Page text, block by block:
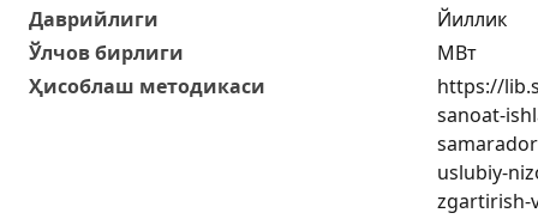
Даврийлиги
Йиллик
Ўлчов бирлиги
МВт
Ҳисоблаш методикаси
https://
sanoat-
uslubiy-
zgartirish-